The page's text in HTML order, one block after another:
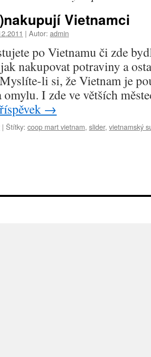
Vietnamci
| Autor: admin
po Vietnamu či zde
nakupovat potraviny a
li si, že Vietnam je
omylu. I zde ve větších
→
| Štítky: coop mart vietnam, slider, vietnamský